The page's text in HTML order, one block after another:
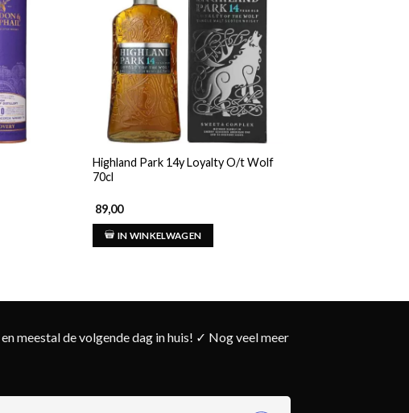
Highland Park 14y Loyalty O/t Wolf
70cl
89,00
IN WINKELWAGEN
meestal de volgende dag in huis! ✓ Nog veel meer